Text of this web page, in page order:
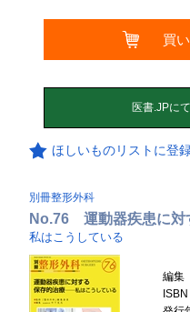
買
ほしいものリストに登
別冊整形外科
No.76 運動器疾患に対
私はこうしている
編集
ISBN